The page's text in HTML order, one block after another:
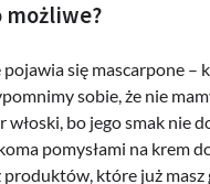
możliwe?
się mascarpone –
sobie, że nie
bo jego smak nie
pomysłami na krem
które już masz